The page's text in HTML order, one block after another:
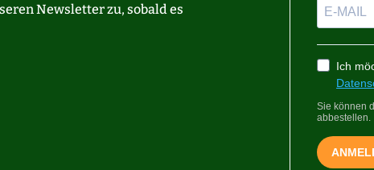
Newsletter zu, sobald es